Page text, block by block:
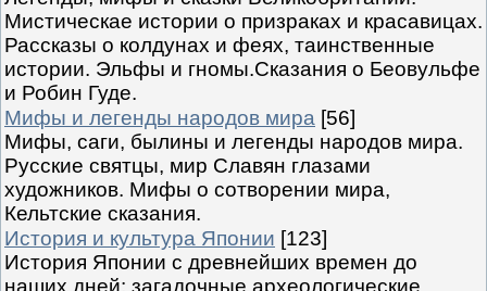
Мистическае истории о призраках и красавицах.
Рассказы о колдунах и феях, таинственные
истории. Эльфы и гномы.Сказания о Беовульфе
и Робин Гуде.
Мифы и легенды народов мира [56]
Мифы, саги, былины и легенды народов мира.
Русские святцы, мир Славян глазами
художников. Мифы о сотворении мира,
Кельтские сказания.
История и культура Японии [123]
История Японии с древнейших времен до
наших дней: загадочные археологические